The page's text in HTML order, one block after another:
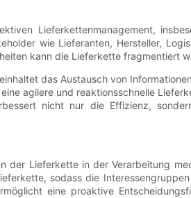
Lieferkettenmanagement,
wie Lieferanten, Hersteller,
kann die Lieferkette fragmentiert
das Austausch von
agilere und reaktionsschnelle
nicht nur die Effizienz,
der Lieferkette in der Verarbeitung
sodass die
eine proaktive